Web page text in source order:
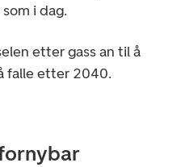
i dag.
etter gass an til å
falle etter 2040.